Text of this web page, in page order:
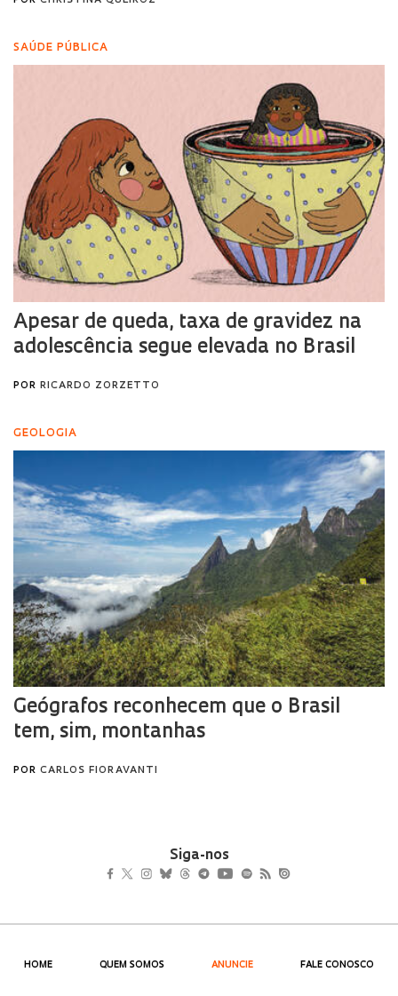
Siga-nos
HOME QUEM SOMOS ANUNCIE FALE CONOSCO